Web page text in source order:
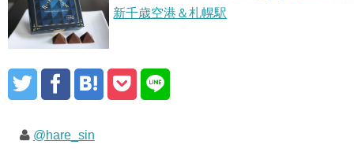
新千歳空港＆札幌駅
@hare_sin